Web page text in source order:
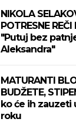
NIKOLA
POTRESNE
"Putuj bez
Aleksandra"
MATURANTI
BUDŽETE,
ko će ih zauzeti
roku